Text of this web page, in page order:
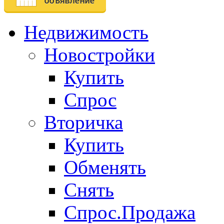
Недвижимость
Новостройки
Купить
Спрос
Вторичка
Купить
Обменять
Снять
Спрос.Продажа